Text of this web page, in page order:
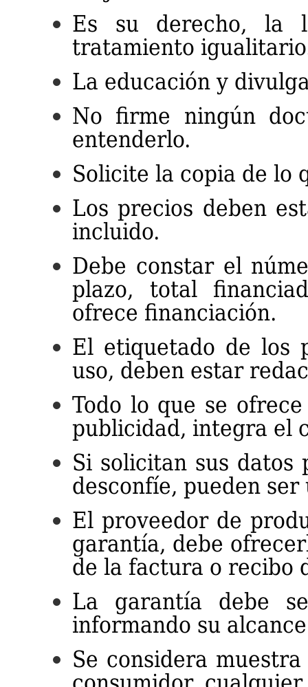
Es su derecho, la
tratamiento
La educación y
No firme ningún
entenderlo.
Solicite la copia de lo
Los precios deben
incluido.
Debe constar el
plazo, total
ofrece financiación.
El etiquetado de los
uso, deben estar
Todo lo que se
publicidad, integra el
Si solicitan sus datos
desconfíe, pueden
El proveedor de
garantía, debe
de la factura o recibo
La garantía debe
informando su
Se considera